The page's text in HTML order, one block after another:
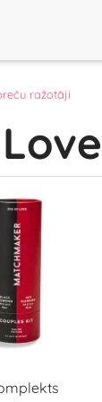
ražotāji